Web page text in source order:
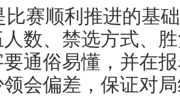
比赛顺利推进的基
数、禁选方式、
通俗易懂，并在
会偏差，保证对